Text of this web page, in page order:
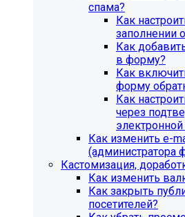
спама?
Как
заполнении
Как
в форму?
Как
форму
Как
через
Как изменить e-
(администратора
Кастомизация,
Как изменить
Как закрыть
посетителей?